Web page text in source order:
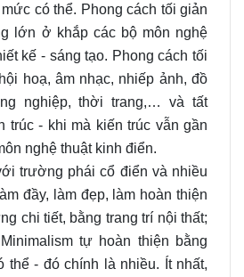
có thể. Phong cách tối giản
lớn ở khắp các bộ môn nghệ
kế - sáng tạo. Phong cách tối
hoạ, âm nhạc, nhiếp ảnh, đồ
nghiệp, thời trang,… và tất
trúc - khi mà kiến trúc vẫn gần
nghệ thuật kinh điển.
trường phái cổ điển và nhiều
đầy, làm đẹp, làm hoàn thiện
chi tiết, bằng trang trí nội thất;
tự hoàn thiện bằng
thể - đó chính là nhiều. Ít nhất,